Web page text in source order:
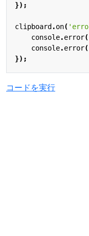
});
clipboard .on(
console.error(
console.error(
});
コードを実行